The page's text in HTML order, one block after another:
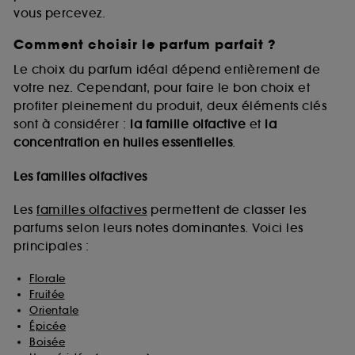
vous percevez.
Comment choisir le parfum parfait ?
Le choix du parfum idéal dépend entièrement de
votre nez. Cependant, pour faire le bon choix et
profiter pleinement du produit, deux éléments clés
sont à considérer : la famille olfactive et la
concentration en huiles essentielles.
Les familles olfactives
Les familles olfactives permettent de classer les
parfums selon leurs notes dominantes. Voici les
principales :
Florale
Fruitée
Orientale
Épicée
Boisée
A l'exception des cookies techniques, le dépôt et la
lecture de ces traceurs requiert votre accord. Vous
pouvez personnaliser vos choix concernant le dépôt
de ces cookies grâce au bouton "personnaliser mes
choix" ci-dessous ou décider de "tout accepter".
Sephora pourra associer les informations de
navigation collectées par ces Cookies, pour les
collectées ou générées lors de votre activité en ligne
sur "continuer sans accepter". Voous pouvez à tout
moment choisir de retirer votrte consentement. Si vous
souhaitez obtenir plus d'information sur les cookies
utilisés, cliquez